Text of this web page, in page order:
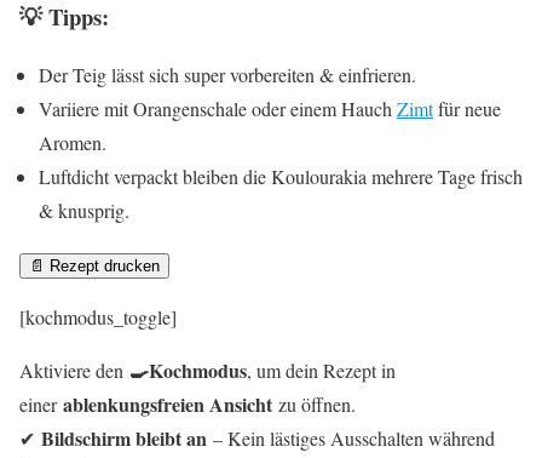
💡 Tipps:
Der Teig lässt sich super vorbereiten & einfrieren.
Variiere mit Orangenschale oder einem HauchZimtfür neue
Aromen.
Luftdicht verpackt bleiben die Koulourakia mehrere Tage frisch
& knusprig.
📄 Rezept drucken
[kochmodus_toggle]
Aktiviere den 🍳Kochmodus, um dein Rezept in
einerablenkungsfreien Ansicht zu öffnen.
✔ Bildschirm bleibt an – Kein lästiges Ausschalten während